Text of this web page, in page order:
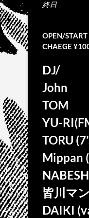
終日
OPEN/
CHAEGE
DJ/
John
TOM
YU-
TORU
Mippan
皆川マ
DAIKI